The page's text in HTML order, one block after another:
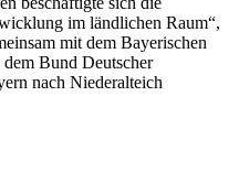
im ländlichen Raum“,
mit dem Bayerischen
Bund Deutscher
nach Niederalteich